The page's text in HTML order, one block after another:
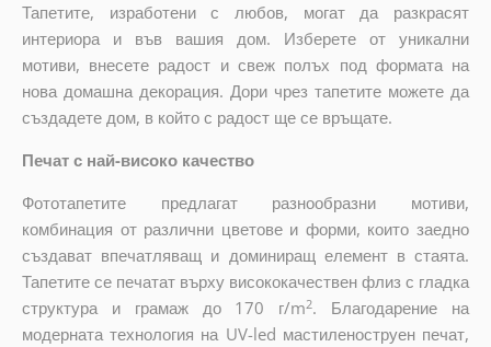
Тапетите, изработени с любов, могат да разкрасят
интериора и във вашия дом. Изберете от уникални
мотиви, внесете радост и свеж полъх под формата на
нова домашна декорация. Дори чрез тапетите можете да
създадете дом, в който с радост ще се връщате.
Печат с най-високо качество
Фототапетите предлагат разнообразни мотиви,
комбинация от различни цветове и форми, които заедно
създават впечатляващ и доминиращ елемент в стаята.
Тапетите се печатат върху висококачествен флиз с гладка
структура и грамаж до 170 г/m2. Благодарение на
модерната технология на UV-led мастиленоструен печат,